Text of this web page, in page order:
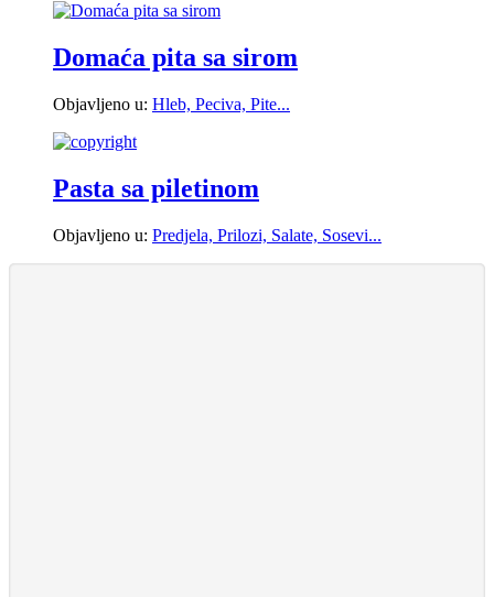
Domaća pita sa sirom
Objavljeno u: Hleb, Peciva, Pite...
Pasta sa piletinom
Objavljeno u: Predjela, Prilozi, Salate, Sosevi...